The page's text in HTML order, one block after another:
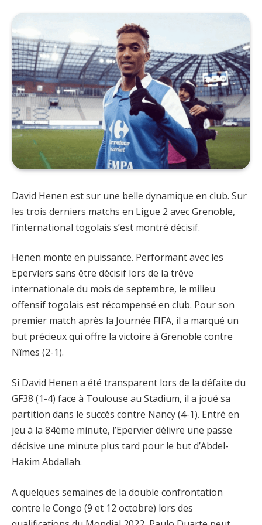
David Henen est sur une belle dynamique en club. Sur
les trois derniers matchs en Ligue 2 avec Grenoble,
l’international togolais s’est montré décisif.
Henen monte en puissance. Performant avec les
Eperviers sans être décisif lors de la trêve
internationale du mois de septembre, le milieu
offensif togolais est récompensé en club. Pour son
premier match après la Journée FIFA, il a marqué un
but précieux qui offre la victoire à Grenoble contre
Nîmes (2-1).
Si David Henen a été transparent lors de la défaite du
GF38 (1-4) face à Toulouse au Stadium, il a joué sa
partition dans le succès contre Nancy (4-1). Entré en
jeu à la 84ème minute, l’Epervier délivre une passe
décisive une minute plus tard pour le but d’Abdel-
Hakim Abdallah.
A quelques semaines de la double confrontation
contre le Congo (9 et 12 octobre) lors des